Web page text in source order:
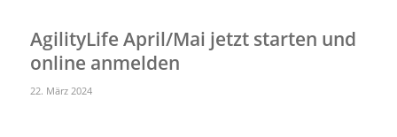
AgilityLife April/Mai jetzt starten und
online anmelden
22. März 2024